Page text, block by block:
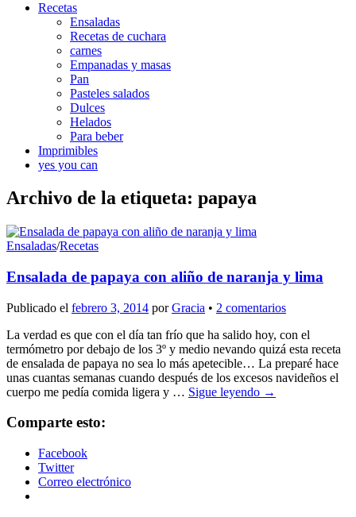
Recetas
Ensaladas
Recetas de cuchara
carnes
Empanadas y masas
Pan
Pasteles salados
Dulces
Helados
Para beber
Imprimibles
yes you can
Archivo de la etiqueta: papaya
Ensaladas/Recetas
Ensalada de papaya con aliño de naranja y lima
Publicado el febrero 3, 2014 porGracia • 2 comentarios
La verdad es que con el día tan frío que ha salido hoy, con el
termómetro por debajo de los 3º y medio nevando quizá esta receta
de ensalada de papaya no sea lo más apetecible… La preparé hace
unas cuantas semanas cuando después de los excesos navideños el
cuerpo me pedía comida ligera y … Sigue leyendo →
Comparte esto:
Facebook
Twitter
Correo electrónico